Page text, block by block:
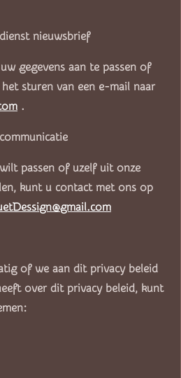
nieuwsbrief
gegevens aan te passen of
sturen van een e-mail naar
.
passen of uzelf uit onze
kunt u contact met ons op
of we aan dit privacy beleid
over dit privacy beleid, kunt